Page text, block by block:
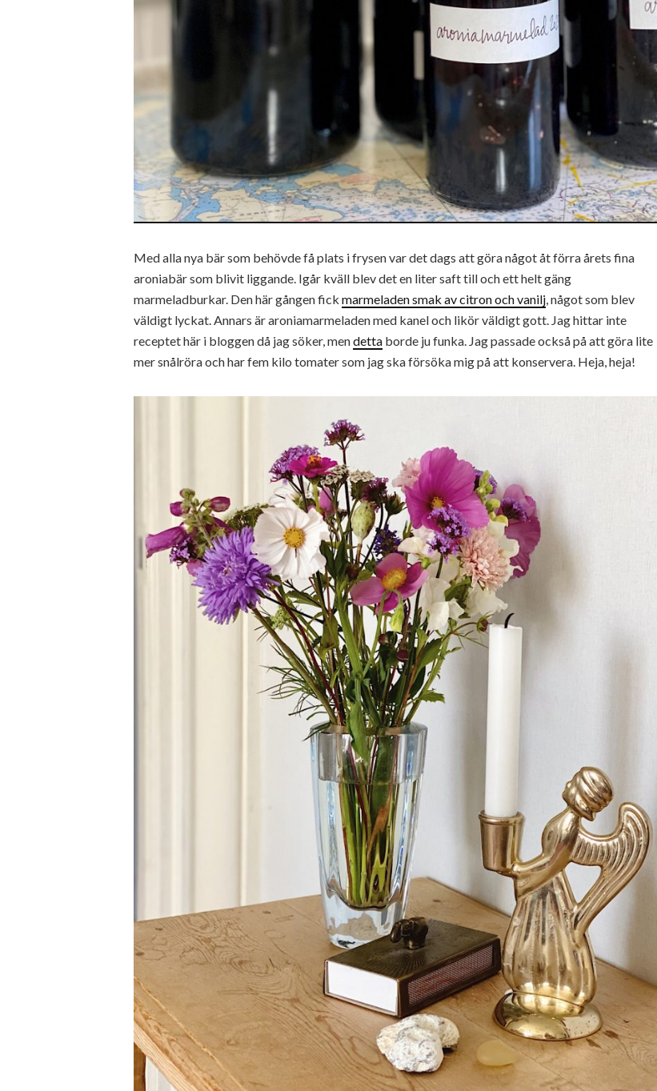
Med alla nya bär som behövde få plats i frysen var det dags att göra något åt förra årets fina
aroniabär som blivit liggande. Igår kväll blev det en liter saft till och ett helt gäng
marmeladburkar. Den här gången fick marmeladen smak av citron och vanilj, något som blev
väldigt lyckat. Annars är aroniamarmeladen med kanel och likör väldigt gott. Jag hittar inte
receptet här i bloggen då jag söker, mendetta borde ju funka. Jag passade också på att göra lite
mer snålröra och har fem kilo tomater som jag ska försöka mig på att konservera. Heja, heja!